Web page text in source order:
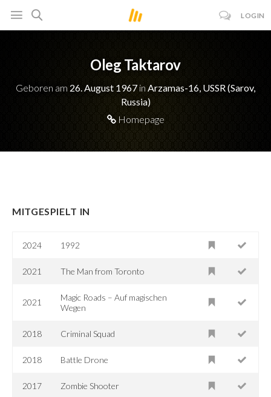
LOGIN
Oleg Taktarov
Geboren am 26. August 1967 in Arzamas-16, USSR (Sarov,
Russia)
Homepage
MITGESPIELT IN
2024 1992
2021 The Man from Toronto
2021
Magic Roads – Auf magischen
Wegen
2018 Criminal Squad
2018 Battle Drone
2017 Zombie Shooter